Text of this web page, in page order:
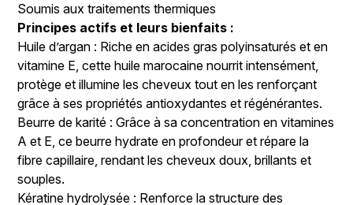
Soumis aux traitements thermiques
Principes actifs et leurs bienfaits :
Huile d’argan : Riche en acides gras polyinsaturés et en
vitamine E, cette huile marocaine nourrit intensément,
protège et illumine les cheveux tout en les renforçant
grâce à ses propriétés antioxydantes et régénérantes.
Beurre de karité : Grâce à sa concentration en vitamines
A et E, ce beurre hydrate en profondeur et répare la
fibre capillaire, rendant les cheveux doux, brillants et
souples.
Kératine hydrolysée : Renforce la structure des